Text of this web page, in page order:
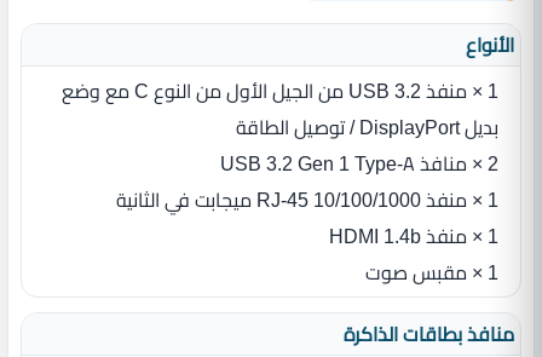
الأنواع
1 × منفذ USB 3.2 من الجيل الأول من النوع C مع وضع
بديل DisplayPort / توصيل الطاقة
2 × منافذ USB 3.2 Gen 1 Type-A
1 × منفذ RJ-45 10/100/1000 ميجابت في الثانية
1 × منفذ HDMI 1.4b
1 × مقبس صوت
منافذ بطاقات الذاكرة